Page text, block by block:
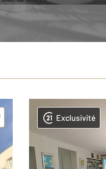
Exclusivité